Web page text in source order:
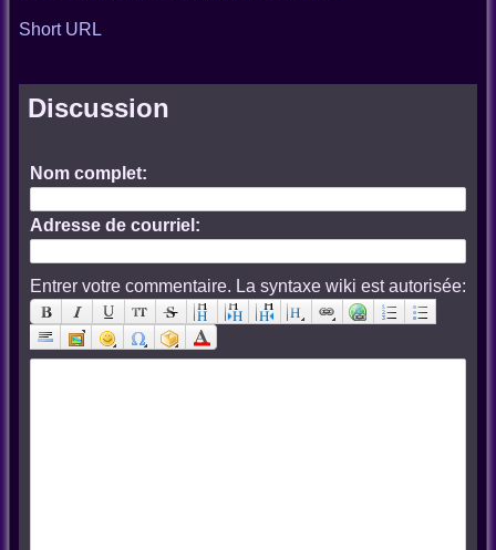
Short URL
Discussion
Nom complet:
Adresse de courriel:
Entrer votre commentaire. La syntaxe wiki est autorisée: